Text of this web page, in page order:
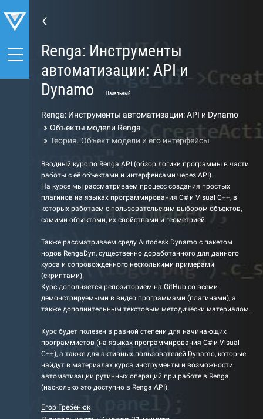
Renga: Инструменты
автоматизации: API и
Dynamo
Начальный
Renga: Инструменты автоматизации: API и Dynamo
Объекты модели Renga
Теория. Объект модели и его интерфейсы
Вводный курс по Renga API (обзор логики программы в части
работы с её объектами и интерфейсами через API).
На курсе мы рассматриваем процесс создания простых
плагинов на языках программирования C# и Visual C++, в
которых работаем с пользовательским выбором объектов,
самими объектами, их свойствами и геометрией.
Также рассматриваем среду Autodesk Dynamo с пакетом
нодов RengaDyn, существенно доработанного для данного
курса и сопровожденного несколькими примерами
(скриптами).
Курс дополняется репозиторием на GitHub со всеми
демонстрируемыми в видео программами (плагинами), а
также дополнительным текстовым методически материалом.
Курс будет полезен в равной степени для начинающих
программистов (на языках программирования C# и Visual
C++), а также для активных пользователей Dynamo, которые
найдут в материалах курса инструменты и возможности
автоматизации рутинных операций при работе в Renga
(насколько это доступно в Renga API).
Егор Гребенюк